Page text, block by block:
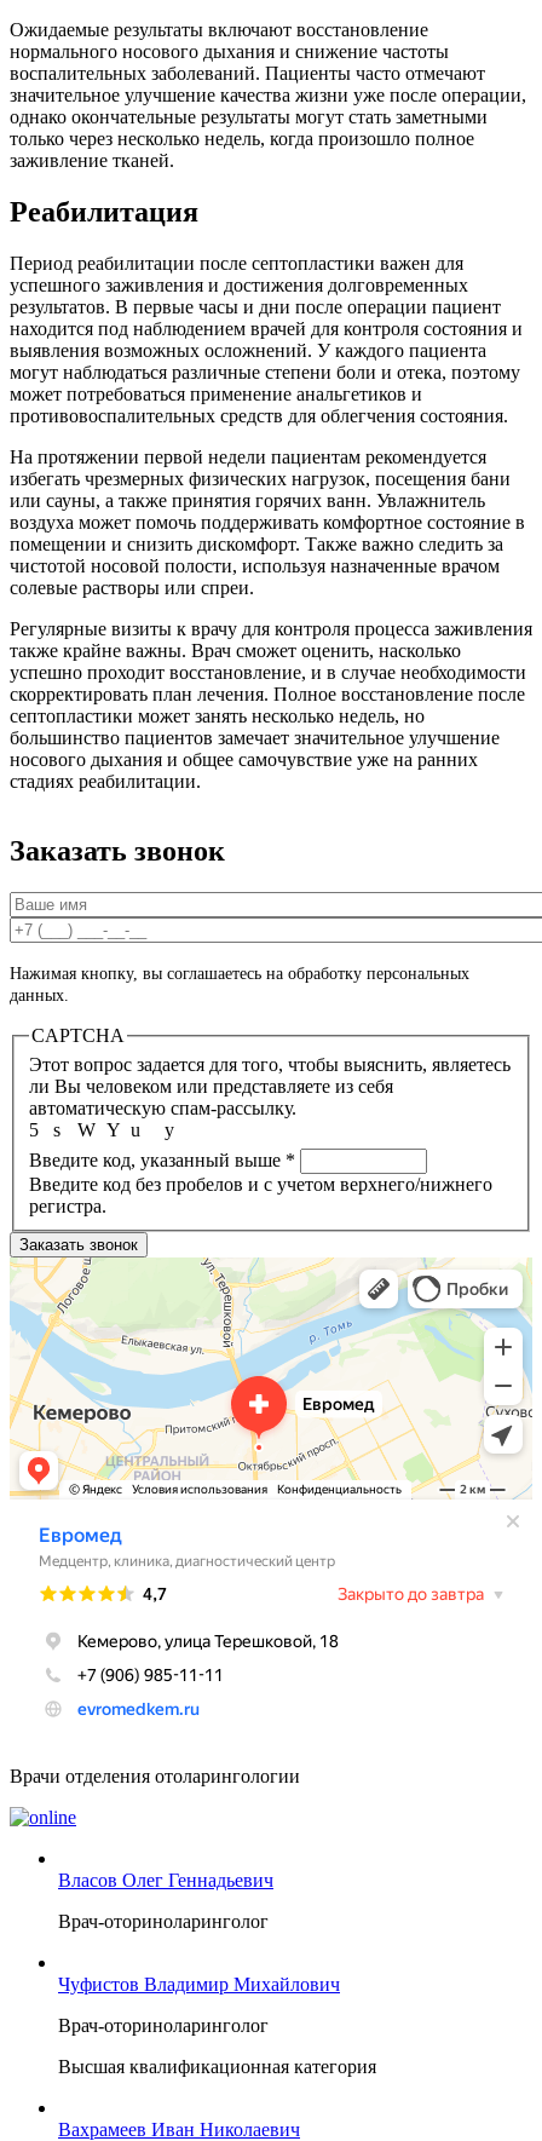
Ожидаемые результаты включают восстановление
нормального носового дыхания и снижение частоты
воспалительных заболеваний. Пациенты часто отмечают
значительное улучшение качества жизни уже после операции,
однако окончательные результаты могут стать заметными
только через несколько недель, когда произошло полное
заживление тканей.
Реабилитация
Период реабилитации после септопластики важен для
успешного заживления и достижения долговременных
результатов. В первые часы и дни после операции пациент
находится под наблюдением врачей для контроля состояния и
выявления возможных осложнений. У каждого пациента
могут наблюдаться различные степени боли и отека, поэтому
может потребоваться применение анальгетиков и
противовоспалительных средств для облегчения состояния.
На протяжении первой недели пациентам рекомендуется
избегать чрезмерных физических нагрузок, посещения бани
или сауны, а также принятия горячих ванн. Увлажнитель
воздуха может помочь поддерживать комфортное состояние в
помещении и снизить дискомфорт. Также важно следить за
чистотой носовой полости, используя назначенные врачом
солевые растворы или спреи.
Регулярные визиты к врачу для контроля процесса заживления
также крайне важны. Врач сможет оценить, насколько
успешно проходит восстановление, и в случае необходимости
скорректировать план лечения. Полное восстановление после
септопластики может занять несколько недель, но
большинство пациентов замечает значительное улучшение
носового дыхания и общее самочувствие уже на ранних
стадиях реабилитации.
Заказать звонок
Ваше имя
Ваш номер телефона
Нажимая кнопку, вы соглашаетесь на обработку персональных
данных.
CAPTCHA
Этот вопрос задается для того, чтобы выяснить, являетесь
ли Вы человеком или представляете из себя
автоматическую спам-рассылку.
5
s y
Y u
W
Введите код, указанный выше *
Введите код без пробелов и с учетом верхнего/нижнего
регистра.
Врачи отделения отоларингологии
Власов Олег Геннадьевич
Врач-оториноларинголог
Чуфистов Владимир Михайлович
Врач-оториноларинголог
Высшая квалификационная категория
Вахрамеев Иван Николаевич